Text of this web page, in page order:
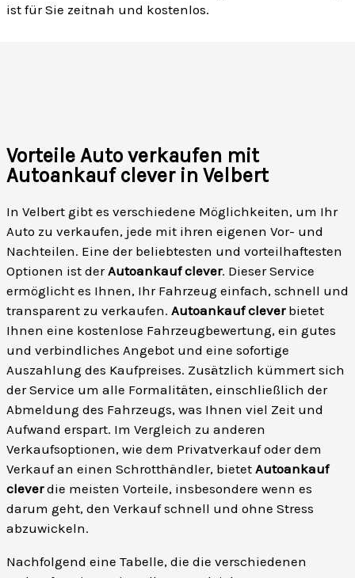
ist für Sie zeitnah und kostenlos.
Vorteile Auto verkaufen mit
Autoankauf clever in Velbert
In Velbert gibt es verschiedene Möglichkeiten, um Ihr
Auto zu verkaufen, jede mit ihren eigenen Vor- und
Nachteilen. Eine der beliebtesten und vorteilhaftesten
Optionen ist derAutoankauf clever. Dieser Service
ermöglicht es Ihnen, Ihr Fahrzeug einfach, schnell und
transparent zu verkaufen. Autoankauf cleverbietet
Ihnen eine kostenlose Fahrzeugbewertung, ein gutes
und verbindliches Angebot und eine sofortige
Auszahlung des Kaufpreises. Zusätzlich kümmert sich
der Service um alle Formalitäten, einschließlich der
Abmeldung des Fahrzeugs, was Ihnen viel Zeit und
Aufwand erspart. Im Vergleich zu anderen
Verkaufsoptionen, wie dem Privatverkauf oder dem
Verkauf an einen Schrotthändler, bietet Autoankauf
cleverdie meisten Vorteile, insbesondere wenn es
darum geht, den Verkauf schnell und ohne Stress
abzuwickeln.
Nachfolgend eine Tabelle, die die verschiedenen